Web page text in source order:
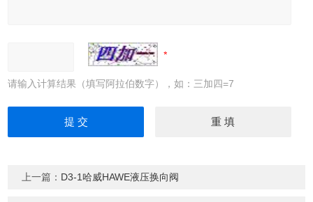
请输入计算结果（填写阿拉伯数字），如：三加四=7
上一篇： D3-1哈威HAWE液压换向阀